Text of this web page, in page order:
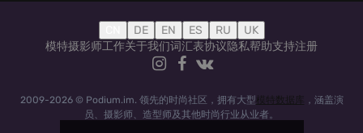
DE EN ES RU
UK
模特摄影师工作关于我们词汇表协议隐私帮助支持注册
2009-2026 © Podium.im. 领先的时尚社区，拥有大型模特数据库
，涵盖演
员、摄影师、造型师及其他时尚行业从业者。